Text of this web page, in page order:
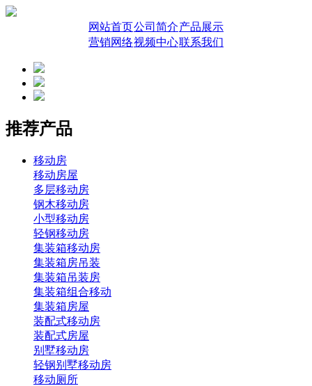
网站首页公司简介产品展示
营销网络视频中心联系我们
推荐产品
移动房
移动房屋
多层移动房
钢木移动房
小型移动房
轻钢移动房
集装箱移动房
集装箱房吊装
集装箱吊装房
集装箱组合移动
集装箱房屋
装配式移动房
装配式房屋
别墅移动房
轻钢别墅移动房
移动厕所